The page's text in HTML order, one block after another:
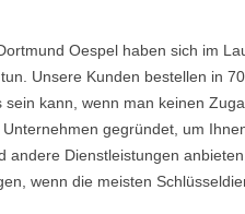
Oespel haben sich im
Unsere Kunden bestellen in
kann, wenn man keinen
gegründet, um
Dienstleistungen
wenn die meisten